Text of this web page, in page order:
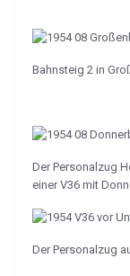
Bahnsteig 2 in
Der Personalzug
einer V36 mit
Der Personalzug